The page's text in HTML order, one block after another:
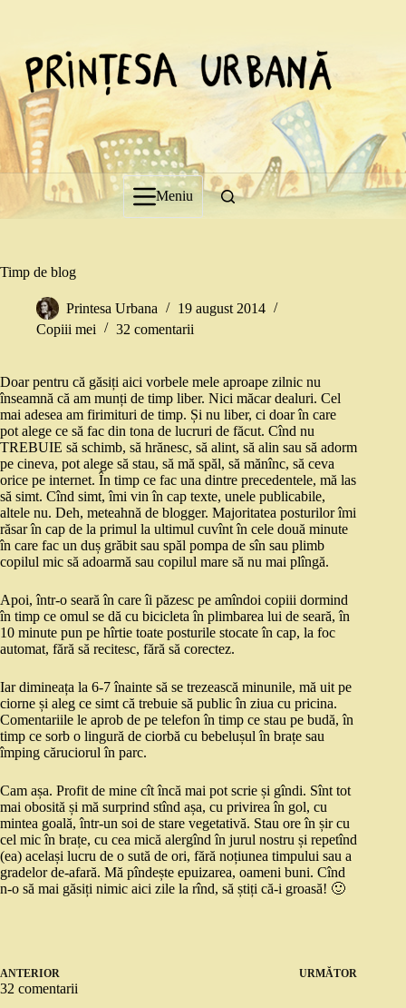
Meniu
Timp de blog
Printesa Urbana
19 august 2014
Copiii mei
32 comentarii
Doar pentru că găsiți aici vorbele mele aproape zilnic nu
înseamnă că am munți de timp liber. Nici măcar dealuri. Cel
mai adesea am firimituri de timp. Și nu liber, ci doar în care
pot alege ce să fac din tona de lucruri de făcut. Cînd nu
TREBUIE să schimb, să hrănesc, să alint, să alin sau să adorm
pe cineva, pot alege să stau, să mă spăl, să mănînc, să ceva
orice pe internet. În timp ce fac una dintre precedentele, mă las
să simt. Cînd simt, îmi vin în cap texte, unele publicabile,
altele nu. Deh, meteahnă de blogger. Majoritatea posturilor îmi
răsar în cap de la primul la ultimul cuvînt în cele două minute
în care fac un duș grăbit sau spăl pompa de sîn sau plimb
copilul mic să adoarmă sau copilul mare să nu mai plîngă.
Apoi, într-o seară în care îi păzesc pe amîndoi copiii dormind
în timp ce omul se dă cu bicicleta în plimbarea lui de seară, în
10 minute pun pe hîrtie toate posturile stocate în cap, la foc
automat, fără să recitesc, fără să corectez.
Iar dimineața la 6-7 înainte să se trezească minunile, mă uit pe
ciorne și aleg ce simt că trebuie să public în ziua cu pricina.
Comentariile le aprob de pe telefon în timp ce stau pe budă, în
timp ce sorb o lingură de ciorbă cu bebelușul în brațe sau
împing căruciorul în parc.
Cam așa. Profit de mine cît încă mai pot scrie și gîndi. Sînt tot
mai obosită și mă surprind stînd așa, cu privirea în gol, cu
mintea goală, într-un soi de stare vegetativă. Stau ore în șir cu
cel mic în brațe, cu cea mică alergînd în jurul nostru și repetînd
(ea) același lucru de o sută de ori, fără noțiunea timpului sau a
gradelor de-afară. Mă pîndește epuizarea, oameni buni. Cînd
n-o să mai găsiți nimic aici zile la rînd, să știți că-i groasă! 🙂
ANTERIOR URMĂTOR
32 comentarii